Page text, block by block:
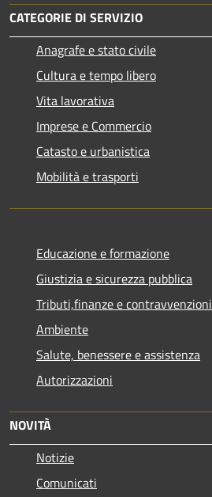
CATEGORIE DI SERVIZIO
Anagrafe e stato civile
Cultura e tempo libero
Vita lavorativa
Imprese e Commercio
Catasto e urbanistica
Mobilità e trasporti
Educazione e formazione
Giustizia e sicurezza pubblica
Tributi,finanze e contravvenzioni
Ambiente
Salute, benessere e assistenza
Autorizzazioni
NOVITÀ
Notizie
Comunicati